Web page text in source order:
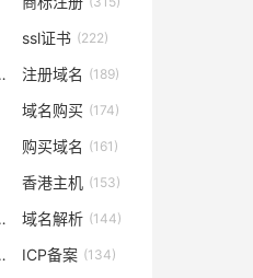
ssl证书 (222)
注册域名 (189)
域名购买 (174)
购买域名 (161)
香港主机 (153)
域名解析 (144)
ICP备案 (134)